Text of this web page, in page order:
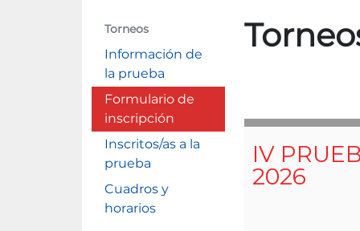
Torneos
Información de
la prueba
Formulario de
inscripción
Inscritos/as a la
prueba
Cuadros y
horarios